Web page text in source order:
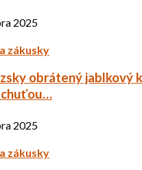
2025
zákusky
obrátený jablkový
2025
zákusky